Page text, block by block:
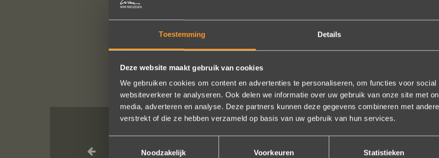
Toestemming Details
Deze website maakt gebruik van cookies
We gebruiken cookies om content en advertenties te personaliseren, om functies voor
websiteverkeer te analyseren. Ook delen we informatie over uw gebruik van onze site met
media, adverteren en analyse. Deze partners kunnen deze gegevens combineren met
verstrekt of die ze hebben verzameld op basis van uw gebruik van hun services.
Noodzakelijk
Voorkeuren Statistieken
SUIVEZ-NOUS SUR LES MÉDIAS SOCIAUX
In de ban van uw creaties zijn we bezig met onze derde bestelling (uit Frankrijk). De
altijd zo vriendelijk, het team reageert snel en uitstekend advies. We hebben zojuist een ring